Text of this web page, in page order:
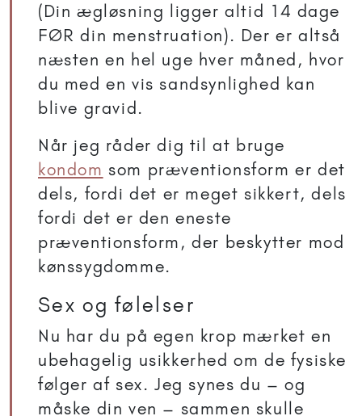
(Din ægløsning ligger altid 14 dage
FØR din menstruation). Der er altså
næsten en hel uge hver måned, hvor
du med en vis sandsynlighed kan
blive gravid.
Når jeg råder dig til at bruge
kondom som præventionsform er det
dels, fordi det er meget sikkert, dels
fordi det er den eneste
præventionsform, der beskytter mod
kønssygdomme.
Sex og følelser
Nu har du på egen krop mærket en
ubehagelig usikkerhed om de fysiske
følger af sex. Jeg synes du – og
måske din ven – sammen skulle